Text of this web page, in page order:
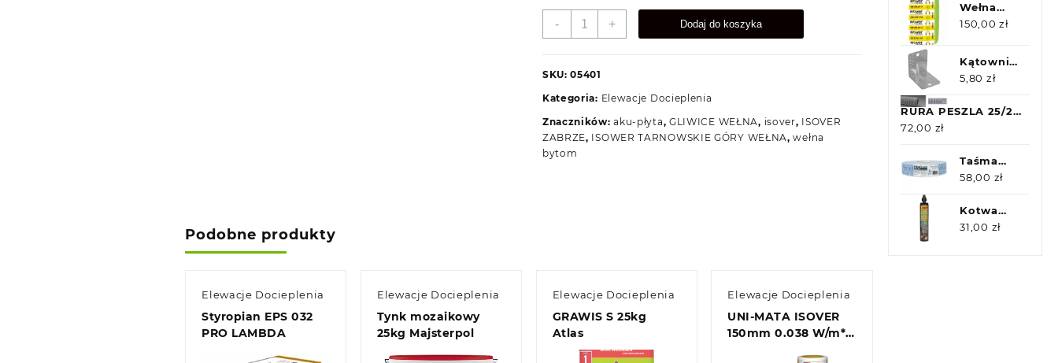
-
ilość
75mm
8,64m2
+ Dodaj do koszyka
SKU:05401
Kategoria: Elewacje Docieplenia
Znaczników:aku-płyta, GLIWICE WEŁNA, isover, ISOVER
ZABRZE, ISOWER TARNOWSKIE GÓRY WEŁNA,wełna
bytom
Podobne produkty
Elewacje Docieplenia
Styropian EPS 032
PRO LAMBDA
Elewacje Docieplenia
Tynk mozaikowy
25kg Majsterpol
Elewacje Docieplenia
GRAWIS S 25kg
Atlas
Elewacje Docieplenia
UNI-MATA ISOVER
150mm 0.038 W/m*K
Wełna
Aku-
ISOVER
100mm
150,00zł
Kątownik
KP2 z
5,80 zł
RURA PESZLA 25/20
Z PILOTEM 25m
72,00 zł
Taśma
FibaFuse
58,00 zł
Kotwa
chemiczna
31,00 zł